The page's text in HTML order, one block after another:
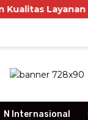
Digital,
N Internasional